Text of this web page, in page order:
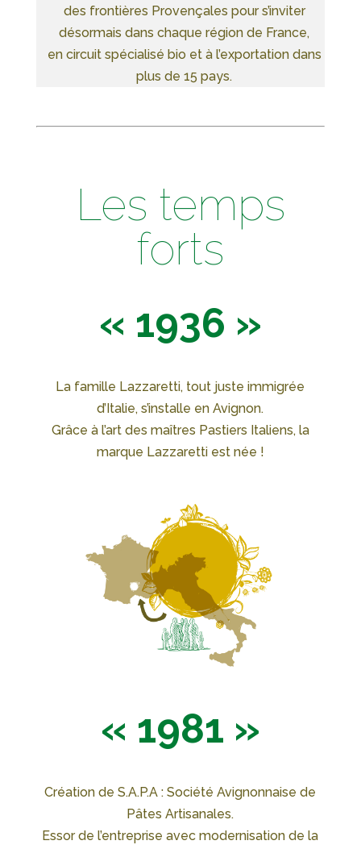
des frontières Provençales pour s’inviter
désormais dans chaque région de France,
en circuit spécialisé bio et à l’exportation dans
plus de 15 pays.
Les temps
forts
« 1936 »
La famille Lazzaretti, tout juste immigrée
d’Italie, s’installe en Avignon.
Grâce à l’art des maîtres Pastiers Italiens, la
marque Lazzaretti est née !
« 1981 »
Création de S.A.P.A : Société Avignonnaise de
Pâtes Artisanales.
Essor de l’entreprise avec modernisation de la